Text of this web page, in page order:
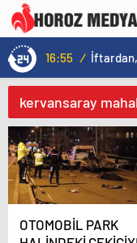
16:55 / İftardan,
kervansaray
OTOMOBİL PARK